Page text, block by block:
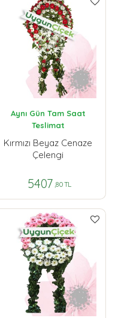
Aynı Gün Tam Saat
Teslimat
Kırmızı Beyaz Cenaze
Çelengi
5407 ,80 TL